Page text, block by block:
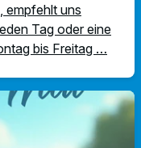
empfehlt uns
Tag oder eine
bis Freitag …